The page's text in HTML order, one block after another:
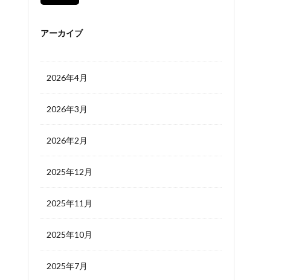
アーカイブ
2026年4月
2026年3月
2026年2月
2025年12月
2025年11月
2025年10月
2025年7月